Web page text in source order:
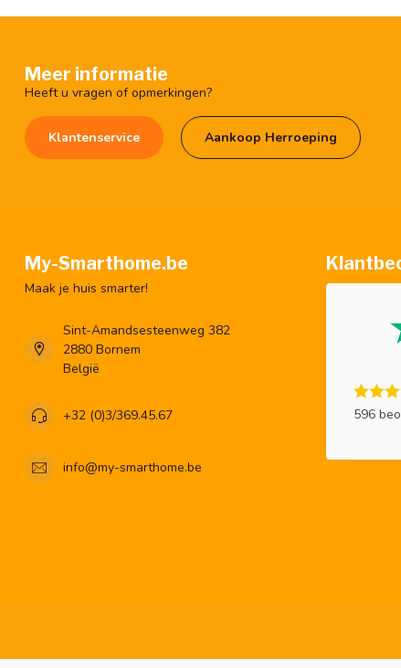
Meer informatie
Heeft u vragen of opmerkingen?
Klantenservice Aankoop Herroeping
My-Smarthome.be
Maak je huis smarter!
Sint-Amandsesteenweg 382
2880 Bornem
België
+32 (0)3/369.45.67
info@my-smarthome.be
596